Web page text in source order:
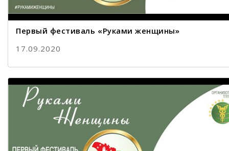
Первый фестиваль «Руками женщины»
17.09.2020